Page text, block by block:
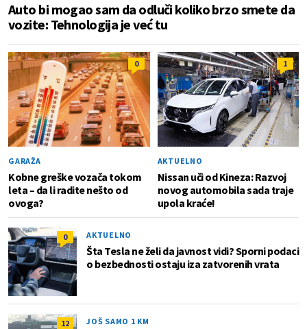
Auto bi mogao sam da odluči koliko brzo smete da
vozite: Tehnologija je već tu
0
GARAŽA
Kobne greške vozača tokom
leta – da li radite nešto od
ovoga?
1
AKTUELNO
Nissan uči od Kineza: Razvoj
novog automobila sada traje
upola kraće!
0 AKTUELNO
Šta Tesla ne želi da javnost vidi? Sporni podaci
o bezbednosti ostaju iza zatvorenih vrata
12 JOŠ SAMO 1 KM